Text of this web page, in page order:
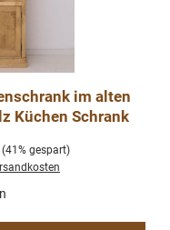
im alten
Küchen Schrank
(41% gespart)